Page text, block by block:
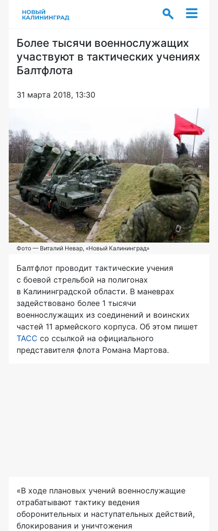
Более тысячи военнослужащих
участвуют в тактических учениях
Балтфлота
31 марта 2018, 13:30
Фото — Виталий Невар, «Новый Калининград»
Балтфлот проводит тактические учения
с боевой стрельбой на полигонах
в Калининградской области. В маневрах
задействовано более 1 тысячи
военнослужащих из соединений и воинских
частей 11 армейского корпуса. Об этом пишет
ТАСС со ссылкой на официального
представителя флота Романа Мартова.
«В ходе плановых учений военнослужащие
отрабатывают тактику ведения
оборонительных и наступательных действий,
блокирования и уничтожения